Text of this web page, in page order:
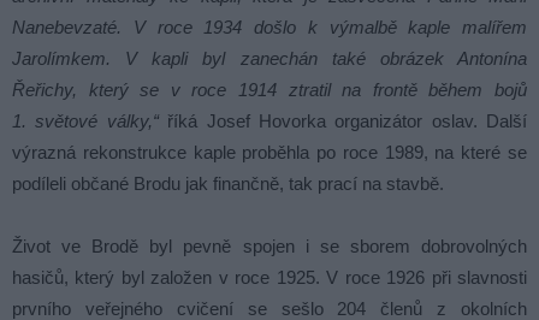
Nanebevzaté. V roce 1934 došlo k výmalbě kaple malířem
Jarolímkem. V kapli byl zanechán také obrázek Antonína
Řeřichy, který se v roce 1914 ztratil na frontě během bojů
1. světové války,“říká Josef Hovorka organizátor oslav. Další
výrazná rekonstrukce kaple proběhla po roce 1989, na které se
podíleli občané Brodu jak finančně, tak prací na stavbě.
Život ve Brodě byl pevně spojen i se sborem dobrovolných
hasičů, který byl založen v roce 1925. V roce 1926 při slavnosti
prvního veřejného cvičení se sešlo 204 členů z okolních